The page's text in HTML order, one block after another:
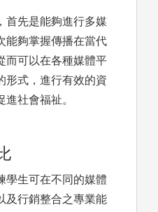
首先是能夠進行多媒
能夠掌握傳播在當代
而可以在各種媒體平
形式，進行有效的資
社會福祉。
學生可在不同的媒體
及行銷整合之專業能